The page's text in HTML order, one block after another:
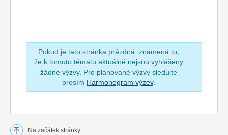
Pokud je tato stránka prázdná, znamená to,
že k tomuto tématu aktuálně nejsou vyhlášeny
žádné výzvy. Pro plánované výzvy sledujte
prosím Harmonogram výzev.
Na začátek stránky